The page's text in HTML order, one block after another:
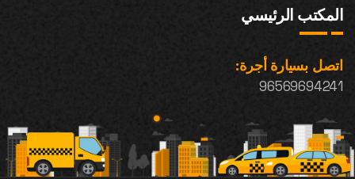
المكتب الرئيسي
اتصل بسيارة أجرة:
96569694241